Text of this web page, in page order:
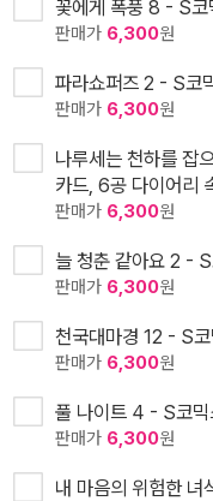
꽃에게 폭풍 8 - S코
판매가 6,300원
파라쇼퍼즈 2 - S코
판매가 6,300원
나루세는 천하를 잡
카드, 6공 다이어리
판매가 6,300원
늘 청춘 같아요 2 -
판매가 6,300원
천국대마경 12 - S
판매가 6,300원
풀 나이트 4 - S코믹
판매가 6,300원
내 마음의 위험한